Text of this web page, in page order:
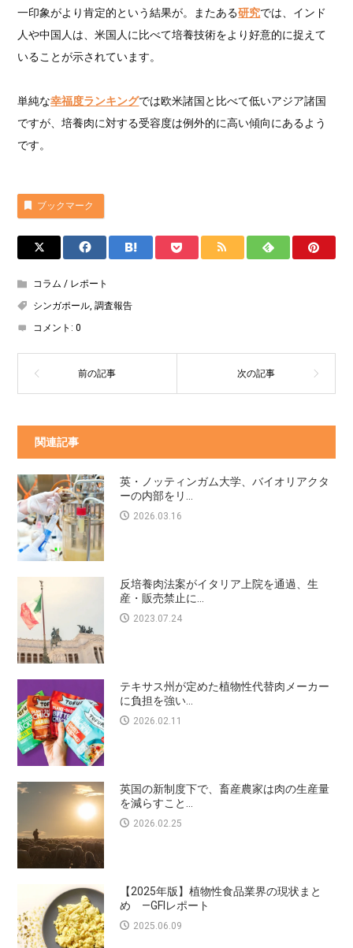
一印象がより肯定的という結果が。またある研究では、インド
人や中国人は、米国人に比べて培養技術をより好意的に捉えて
いることが示されています。
単純な幸福度ランキングでは欧米諸国と比べて低いアジア諸国
ですが、培養肉に対する受容度は例外的に高い傾向にあるよう
です。
ブックマーク
コラム / レポート
シンガポール,調査報告
コメント:0
関連記事
英・ノッティンガム大学、バイオリアクタ
ーの内部をリ...
2026.03.16
反培養肉法案がイタリア上院を通過、生
産・販売禁止に...
2023.07.24
テキサス州が定めた植物性代替肉メーカー
に負担を強い...
2026.02.11
英国の新制度下で、畜産農家は肉の生産量
を減らすこと...
2026.02.25
【2025年版】植物性食品業界の現状まと
め —GFIレポート
2025.06.09